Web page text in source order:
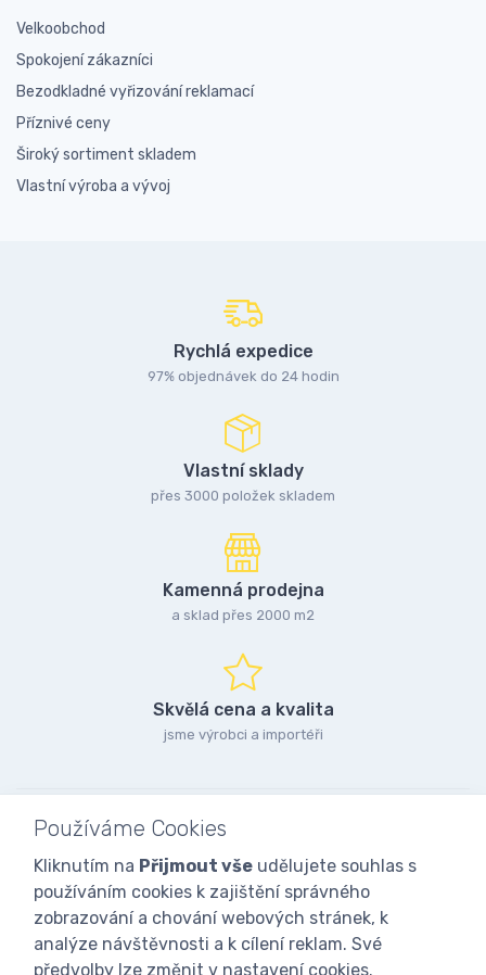
Velkoobchod
Spokojení zákazníci
Bezodkladné vyřizování reklamací
Příznivé ceny
Široký sortiment skladem
Vlastní výroba a vývoj
Rychlá expedice
97% objednávek do 24 hodin
Vlastní sklady
přes 3000 položek skladem
Kamenná prodejna
a sklad přes 2000 m2
Skvělá cena a kvalita
jsme výrobci a importéři
Používáme Cookies
Kliknutím na Přijmout vše udělujete souhlas s
používáním cookies k zajištění správného
zobrazování a chování webových stránek, k
analýze návštěvnosti a k cílení reklam. Své
předvolby lze změnit v nastavení cookies.